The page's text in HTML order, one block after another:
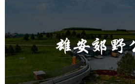
公园 AI人工智能
智能照明系统
智